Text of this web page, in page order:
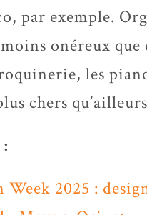
par exemple.
onéreux
les
chers
Week 2025 :